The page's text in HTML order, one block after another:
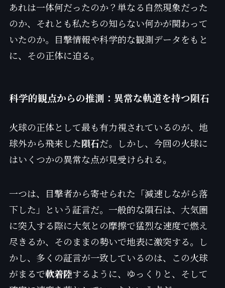
あれは一体何だったのか？単なる自然現象だった
のか、それとも私たちの知らない何かが関わって
いたのか。目撃情報や科学的な観測データをもと
に、その正体に迫る。
科学的観点からの推測：異常な軌道を持つ隕石
火球の正体として最も有力視されているのが、地
球外から飛来した隕石だ。しかし、今回の火球に
はいくつかの異常な点が見受けられる。
一つは、目撃者から寄せられた「減速しながら落
下した」という証言だ。一般的な隕石は、大気圏
に突入する際に大気との摩擦で猛烈な速度で燃え
尽きるか、そのままの勢いで地表に激突する。し
かし、多くの証言が一致しているのは、この火球
がまるで軟着陸するように、ゆっくりと、そして